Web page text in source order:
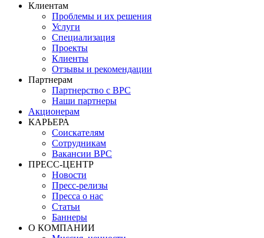
Клиентам
Проблемы и их решения
Услуги
Специализация
Проекты
Клиенты
Отзывы и рекомендации
Партнерам
Партнерство с BPC
Наши партнеры
Акционерам
КАРЬЕРА
Соискателям
Сотрудникам
Вакансии BPC
ПРЕСС-ЦЕНТР
Новости
Пресс-релизы
Пресса о нас
Статьи
Баннеры
О КОМПАНИИ